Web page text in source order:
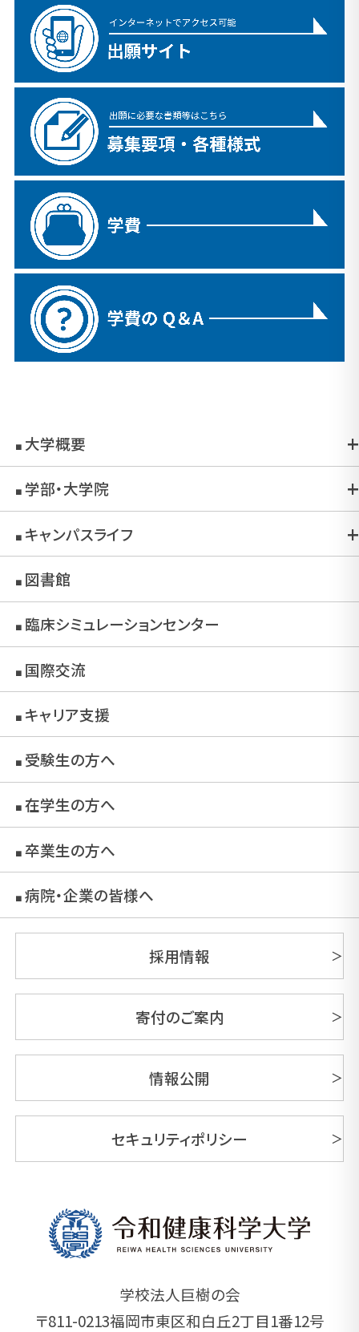
■大学概要
■学部・大学院
■キャンパスライフ
■図書館
■臨床シミュレーションセンター
■国際交流
■キャリア支援
■受験生の方へ
■在学生の方へ
■卒業生の方へ
■病院・企業の皆様へ
採用情報
寄付のご案内
情報公開
セキュリティポリシー
学校法人巨樹の会
〒811-0213福岡市東区和白丘2丁目1番12号